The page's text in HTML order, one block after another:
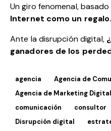
Un giro fenomenal,
Internet como un regalo.
Ante la disrupción digital,
ganadores de los
agencia
Agencia de
Agencia de Marketing Digital
comunicación
consultor
Disrupción digital